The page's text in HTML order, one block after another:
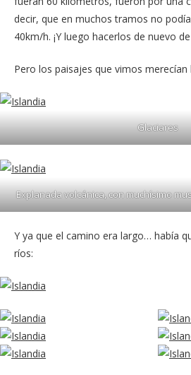
decir, que en muchos tramos no
40km/h. ¡Y luego hacerlos de nuevo
Pero los paisajes que vimos merecían
Glaciares
Explanada volcánica, con muchísimo
Y ya que el camino era largo… había
ríos: